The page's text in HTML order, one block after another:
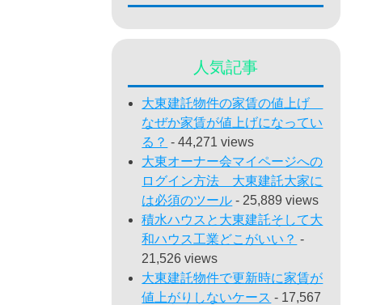
人気記事
大東建託物件の家賃の値上げ
なぜか家賃が値上げになってい
る？ - 44,271 views
大東オーナー会マイページへの
ログイン方法 大東建託大家に
は必須のツール - 25,889 views
積水ハウスと大東建託そして大
和ハウス工業どこがいい？ -
21,526 views
大東建託物件で更新時に家賃が
値上がりしないケース - 17,567